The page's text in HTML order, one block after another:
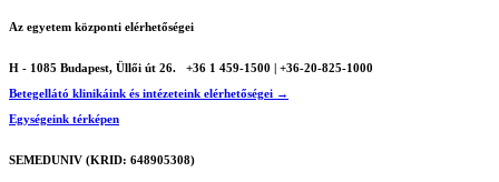
Az egyetem központi elérhetőségei
H - 1085 Budapest, Üllői út 26.
+36 1 459-1500 | +36-20-825-1000
Betegellátó klinikáink és intézeteink elérhetőségei →
Egységeink térképen
SEMEDUNIV (KRID: 648905308)